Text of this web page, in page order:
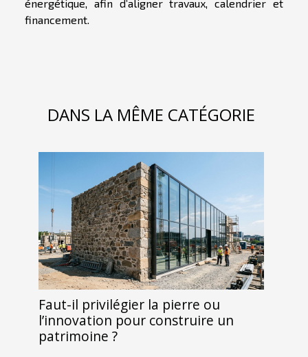
énergétique, afin d’aligner travaux, calendrier et
financement.
DANS LA MÊME CATÉGORIE
Faut-il privilégier la pierre ou
l’innovation pour construire un
patrimoine ?